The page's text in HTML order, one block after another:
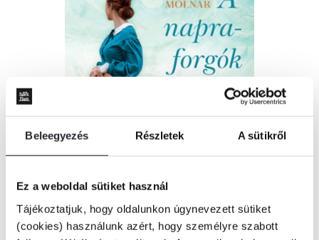
Beleegyezés Részletek A sütikről
Ez a weboldal sütiket használ
Tájékoztatjuk, hogy oldalunkon úgynevezett sütiket
(cookies) használunk azért, hogy személyre szabott